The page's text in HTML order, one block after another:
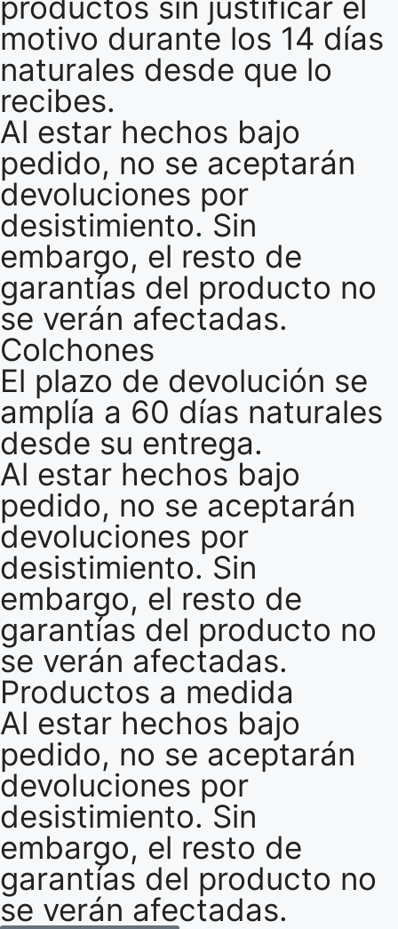
motivo durante los 14 días
naturales desde que lo
recibes.
Al estar hechos bajo
pedido, no se aceptarán
devoluciones por
desistimiento. Sin
embargo, el resto de
garantías del producto no
se verán afectadas.
Colchones
El plazo de devolución se
amplía a 60 días naturales
desde su entrega.
Al estar hechos bajo
pedido, no se aceptarán
devoluciones por
desistimiento. Sin
embargo, el resto de
garantías del producto no
se verán afectadas.
Productos a medida
Al estar hechos bajo
pedido, no se aceptarán
devoluciones por
desistimiento. Sin
embargo, el resto de
garantías del producto no
se verán afectadas.